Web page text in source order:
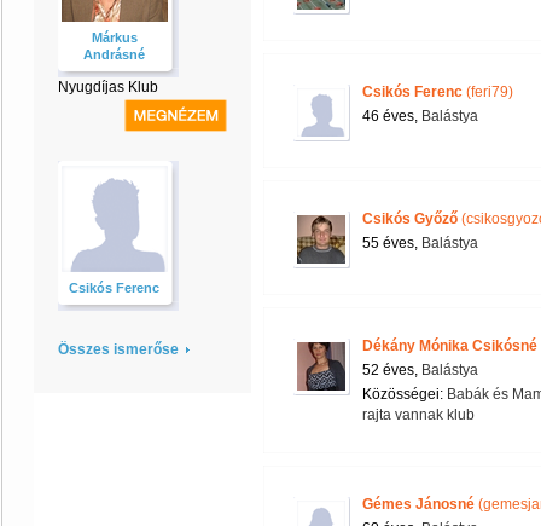
Márkus
Andrásné
Nyugdíjas Klub
Csikós Ferenc
Összes ismerőse
Csikós Ferenc (feri79)
46 éves, Balástya
Csikós Győző
55 éves, Balástya
Dékány Mónika Csikósné
52 éves, Balástya
Közösségei: Babák és
rajta vannak klub
Gémes Jánosné